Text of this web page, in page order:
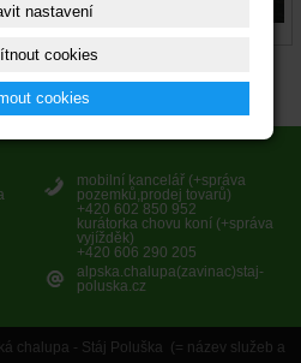
následující
mobilní kancelář (+správa
pozemků,prodej tovarů)
+420 602 850 952
kurátorka chovu koní (+správa
vyjížděk)
+420 606 290 205
alpska.chalupa(zavinac)staj-
poluska.cz
chalupa - Stáj Poluška (= název služeb a
nastavení
cookies
cookies